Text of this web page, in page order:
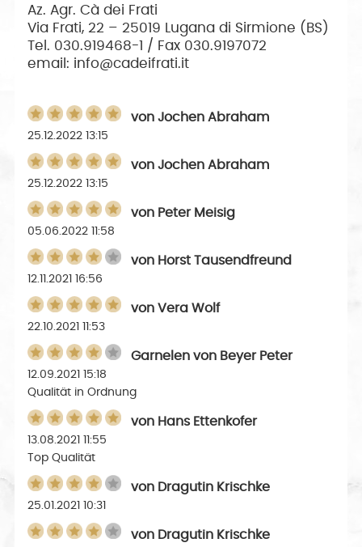
Az. Agr. Cà dei Frati
Via Frati, 22 – 25019 Lugana di Sirmione (BS)
Tel. 030.919468-1 / Fax 030.9197072
email: info@cadeifrati.it
vonJochen Abraham
25.12.2022 13:15
vonJochen Abraham
25.12.2022 13:15
von Peter Meisig
05.06.2022 11:58
von Horst Tausendfreund
12.11.2021 16:56
vonVera Wolf
22.10.2021 11:53
Garnelen von Beyer Peter
12.09.2021 15:18
Qualität in Ordnung
von Hans Ettenkofer
13.08.2021 11:55
Top Qualität
von Dragutin Krischke
25.01.2021 10:31
von Dragutin Krischke